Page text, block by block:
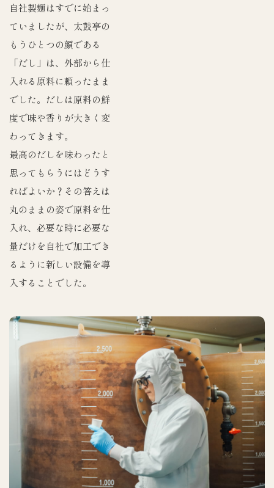
自社製麺はすでに始まっ
ていましたが、太鼓亭の
もうひとつの顔である
「だし」は、外部から仕
入れる原料に頼ったまま
でした。だしは原料の鮮
度で味や香りが大きく変
わってきます。
最高のだしを味わったと
思ってもらうにはどうす
ればよいか？その答えは
丸のままの姿で原料を仕
入れ、必要な時に必要な
量だけを自社で加工でき
るように新しい設備を導
入することでした。